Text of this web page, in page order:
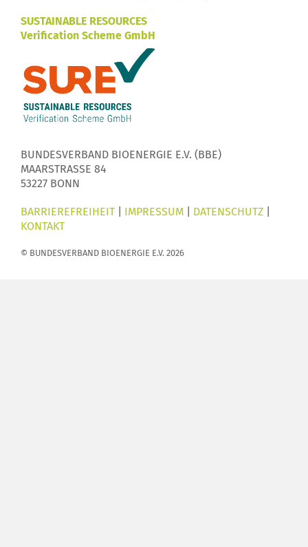
SUSTAINABLE RESOURCES
Verification Scheme GmbH
BUNDESVERBAND BIOENERGIE E.V. (BBE)
MAARSTRASSE 84
53227 BONN
BARRIEREFREIHEIT IMPRESSUM DATENSCHUTZ
KONTAKT
© BUNDESVERBAND BIOENERGIE E.V. 2026